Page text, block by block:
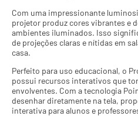
Com uma impressionante
projetor produz cores vibrantes e
ambientes iluminados. Isso
de projeções claras e nítidas em
casa.
Perfeito para uso educacional, o
possui recursos interativos que
envolventes. Com a tecnologia
desenhar diretamente na tela,
interativa para alunos e